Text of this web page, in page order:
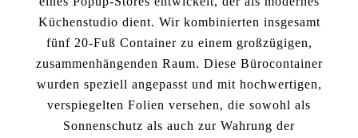
Küchenstudio dient. Wir kombinierten insgesamt
fünf 20-Fuß Container zu einem großzügigen,
zusammenhängenden Raum. Diese Bürocontainer
wurden speziell angepasst und mit hochwertigen,
verspiegelten Folien versehen, die sowohl als
Sonnenschutz als auch zur Wahrung der